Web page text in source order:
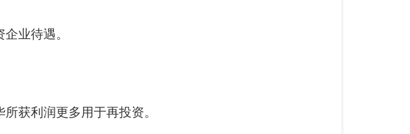
业待遇。
获利润更多用于再投资。